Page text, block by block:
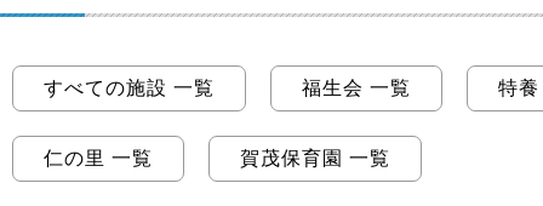
すべての施設 一覧 福生会 一覧 特
仁の里 一覧 賀茂保育園 一覧